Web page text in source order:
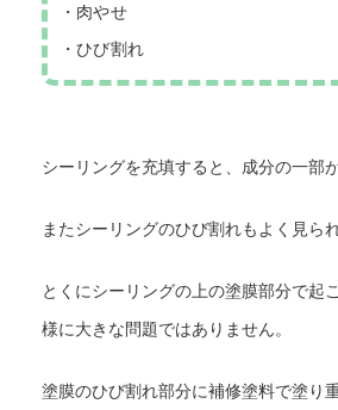
・肉やせ
・ひび割れ
シーリングを充填すると、成分の一部
またシーリングのひび割れもよく見ら
とくにシーリングの上の塗膜部分で起
様に大きな問題ではありません。
塗膜のひび割れ部分に補修塗料で塗り